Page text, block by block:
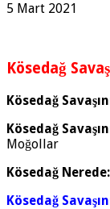
5 Mart 2021
Kösedağ
Kösedağ
Kösedağ
Moğollar
Kösedağ Nerede:
Kösedağ